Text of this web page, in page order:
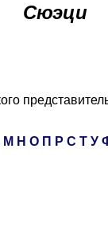
Сюэци
М Н О П Р С Т У